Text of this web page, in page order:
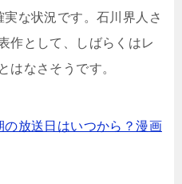
な状況です。石川界人さ
作として、しばらくはレ
はなさそうです。
の放送日はいつから？漫画